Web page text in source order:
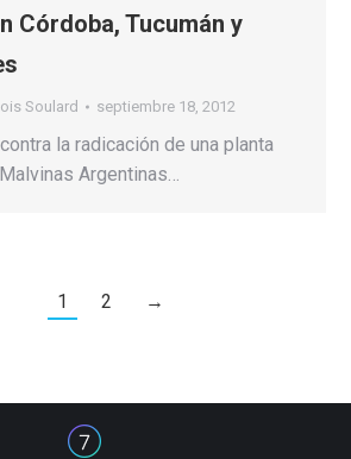
Córdoba, Tucumán y
Soulard septiembre 18, 2012
la radicación de una planta
Argentinas…
1 2 →